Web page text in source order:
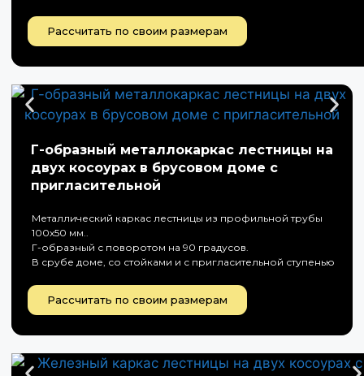
Рассчитать по своим размерам
Г-образный металлокаркас лестницы на
двух косоурах в брусовом доме с
пригласительной
Металлический каркас лестницы из профильной трубы
100х50 мм..
Г-образный с поворотом на 90 градусов.
В срубе доме, со стойками и с пригласительной ступенью
Рассчитать по своим размерам